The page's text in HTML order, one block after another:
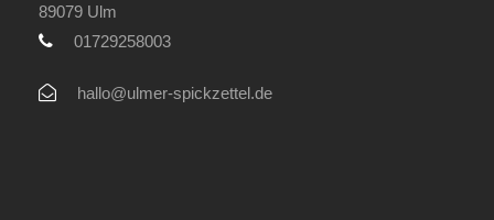
89079 Ulm
01729258003
hallo@ulmer-spickzettel.de